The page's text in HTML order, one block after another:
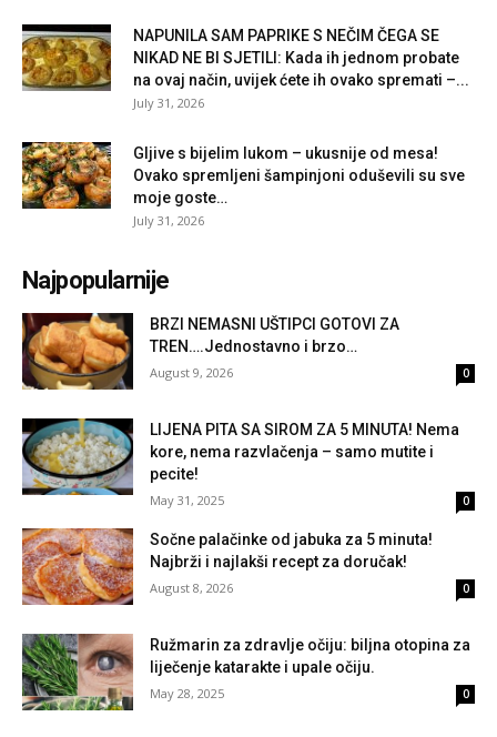
NAPUNILA SAM PAPRIKE S NEČIM ČEGA SE
NIKAD NE BI SJETILI: Kada ih jednom probate
na ovaj način, uvijek ćete ih ovako spremati –...
July 31, 2026
Gljive s bijelim lukom – ukusnije od mesa!
Ovako spremljeni šampinjoni oduševili su sve
moje goste…
July 31, 2026
Najpopularnije
BRZI NEMASNI UŠTIPCI GOTOVI ZA
TREN….Jednostavno i brzo…
August 9, 2026 0
LIJENA PITA SA SIROM ZA 5 MINUTA! Nema
kore, nema razvlačenja – samo mutite i
pecite!
May 31, 2025 0
Sočne palačinke od jabuka za 5 minuta!
Najbrži i najlakši recept za doručak!
August 8, 2026 0
Ružmarin za zdravlje očiju: biljna otopina za
liječenje katarakte i upale očiju.
May 28, 2025 0